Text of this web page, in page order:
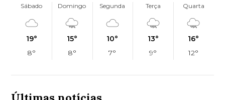
Sábado
19°
8°
Domingo
15°
8°
Segunda
10°
7°
Terça
13°
9°
Quarta
16°
12°